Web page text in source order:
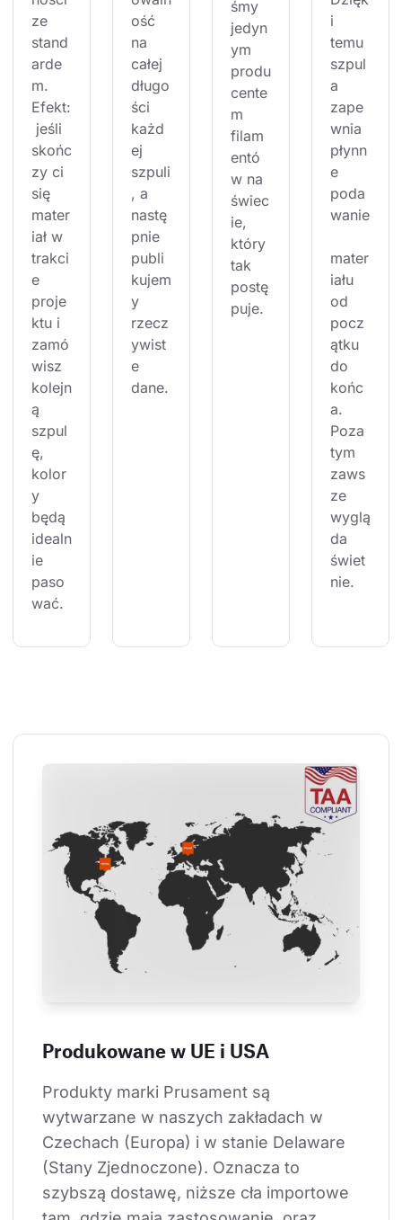
ze
stand
arde
m.
Efekt:
jeśli
skońc
zy ci
się
mater
iał w
trakci
e
proje
ktu i
zamó
wisz
kolejn
ą
szpul
ę,
kolor
y
będą
idealn
ie
paso
wać.
ość
na
całej
długo
ści
każd
ej
szpuli
, a
nastę
pnie
publi
kujem
y
rzecz
ywist
e
dane.
śmy
jedyn
ym
produ
cente
m
filam
entó
w na
świec
ie,
który
tak
postę
puje.
i
temu
szpul
a
zape
wnia
płynn
e
poda
wanie
mater
iału
od
pocz
ątku
do
końc
a.
Poza
tym
zaws
ze
wyglą
da
świet
nie.
Produkowane w UE i USA
Produkty marki Prusament są
wytwarzane w naszych zakładach w
Czechach (Europa) i w stanie Delaware
(Stany Zjednoczone). Oznacza to
szybszą dostawę, niższe cła importowe